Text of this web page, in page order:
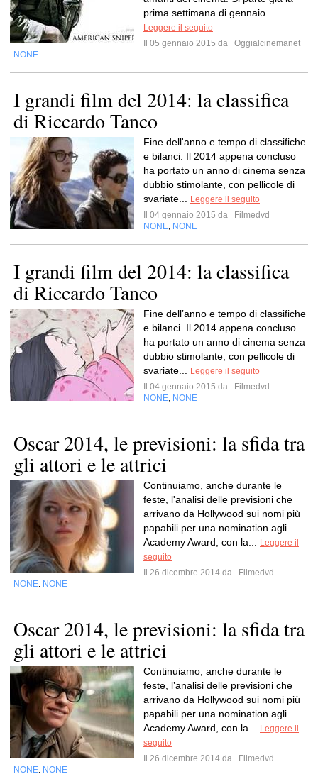
prima settimana di gennaio...
Leggere il seguito
Il 05 gennaio 2015 da
Oggialcinemanet
NONE
I grandi film del 2014: la classifica
di Riccardo Tanco
Fine dell'anno e tempo di classifiche
e bilanci. Il 2014 appena concluso
ha portato un anno di cinema senza
dubbio stimolante, con pellicole di
svariate...
Leggere il seguito
Il 04 gennaio 2015 da
Filmedvd
NONE NONE
I grandi film del 2014: la classifica
di Riccardo Tanco
Fine dell’anno e tempo di classifiche
e bilanci. Il 2014 appena concluso
ha portato un anno di cinema senza
dubbio stimolante, con pellicole di
svariate...
Leggere il seguito
Il 04 gennaio 2015 da
Filmedvd
NONE NONE
Oscar 2014, le previsioni: la sfida tra
gli attori e le attrici
Continuiamo, anche durante le
feste, l'analisi delle previsioni che
arrivano da Hollywood sui nomi più
papabili per una nomination agli
Academy Award, con la...
Leggere il
seguito
Il 26 dicembre 2014 da
Filmedvd
NONE NONE
Oscar 2014, le previsioni: la sfida tra
gli attori e le attrici
Continuiamo, anche durante le
feste, l’analisi delle previsioni che
arrivano da Hollywood sui nomi più
papabili per una nomination agli
Academy Award, con la...
Leggere il
seguito
Il 26 dicembre 2014 da
Filmedvd
NONE NONE